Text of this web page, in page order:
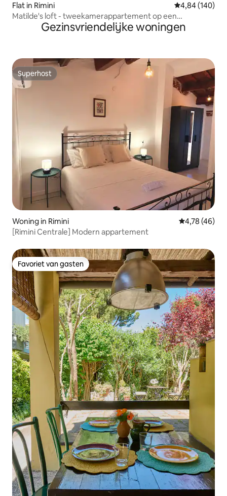
Flat in Rimini Gemiddelde
4,84 (140)
Matilde's loft - tweekamerappartement op een
steenworp afstand van de zee
Gezinsvriendelijke woningen
Superhost
Superhost
Woning in Rimini Gemiddelde
4,78 (46)
[Rimini Centrale] Modern appartement
Favoriet van gasten
Favoriet van gasten